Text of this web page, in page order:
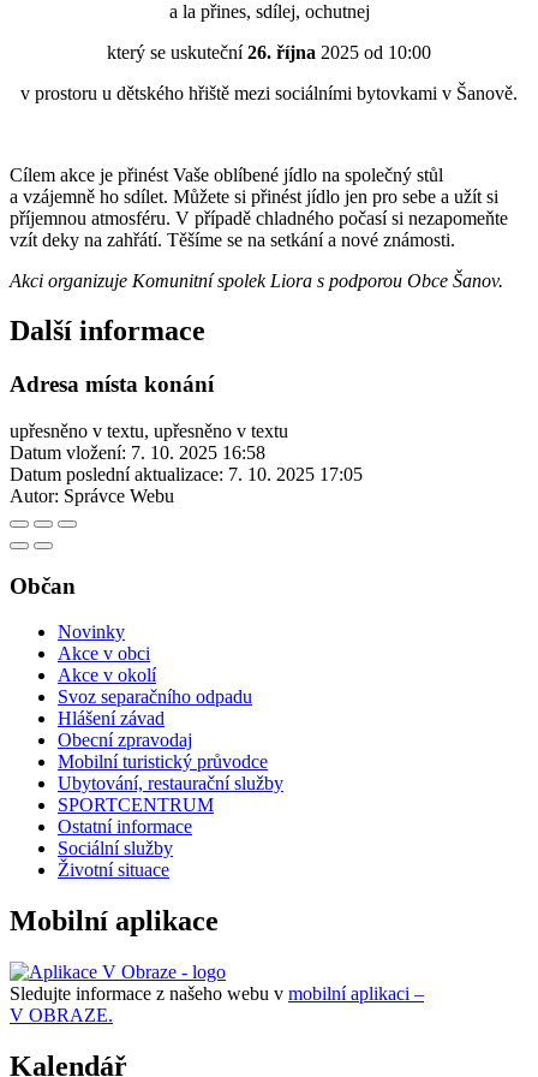
a la přines, sdílej, ochutnej
který se uskuteční26. října 2025 od 10:00
v prostoru u dětského hřiště mezi sociálními bytovkami v Šanově.
Cílem akce je přinést Vaše oblíbené jídlo na společný stůl
a vzájemně ho sdílet. Můžete si přinést jídlo jen pro sebe a užít si
příjemnou atmosféru. V případě chladného počasí si nezapomeňte
vzít deky na zahřátí. Těšíme se na setkání a nové známosti.
Akci organizuje Komunitní spolek Liora s podporou Obce Šanov.
Další informace
Adresa místa konání
upřesněno v textu, upřesněno v textu
Datum vložení: 7. 10. 2025 16:58
Datum poslední aktualizace: 7. 10. 2025 17:05
Autor: Správce Webu
Občan
Novinky
Akce v obci
Akce v okolí
Svoz separačního odpadu
Hlášení závad
Obecní zpravodaj
Mobilní turistický průvodce
Ubytování, restaurační služby
SPORTCENTRUM
Ostatní informace
Sociální služby
Životní situace
Mobilní aplikace
Sledujte informace z našeho webu v mobilní aplikaci –
V OBRAZE.
Kalendář